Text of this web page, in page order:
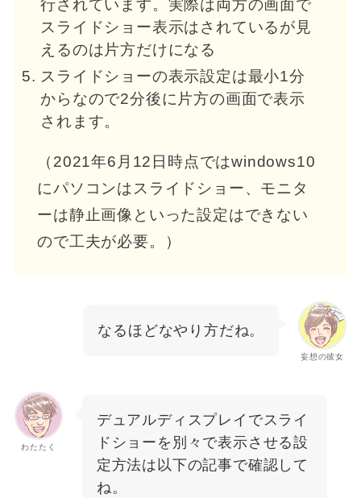
行されています。実際は両方の画面で
スライドショー表示はされているが見
えるのは片方だけになる
スライドショーの表示設定は最小1分
からなので2分後に片方の画面で表示
されます。
（2021年6月12日時点ではwindows10
にパソコンはスライドショー、モニタ
ーは静止画像といった設定はできない
ので工夫が必要。）
妄想の彼女
なるほどなやり方だね。
わたたく
デュアルディスプレイでスライ
ドショーを別々で表示させる設
定方法は以下の記事で確認して
ね。